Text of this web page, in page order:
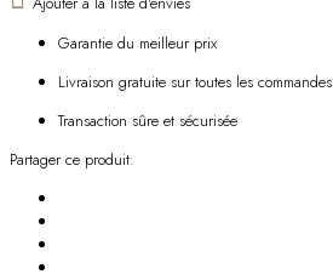
Garantie du meilleur prix
Livraison gratuite sur toutes les commandes
Transaction sûre et sécurisée
Partager ce produit: